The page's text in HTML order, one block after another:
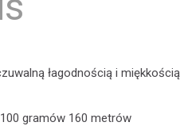
łagodnością i miękkością
100 gramów 160 metrów